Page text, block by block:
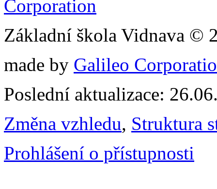
Základní škola Vidnava ©
made by Galileo
Poslední aktualizace:
Změna vzhledu, Struktura
Prohlášení o přístupnosti